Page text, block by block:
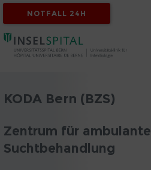
NOTFALL 24H
KODA Bern (BZS)
Zentrum für ambulante
Suchtbehandlung